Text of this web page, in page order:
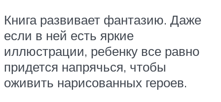
Книга развивает фантазию. Даже
если в ней есть яркие
иллюстрации, ребенку все равно
придется напрячься, чтобы
оживить нарисованных героев.